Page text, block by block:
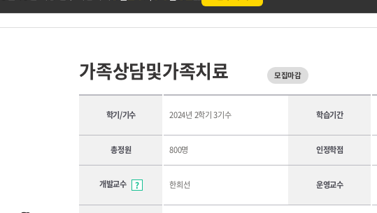
가족상담및가족치료 모집마감
학기/기수 2024년 2학기 3기수 학습기간
총정원 800명 인정학점
개발교수 한희선 운영교수